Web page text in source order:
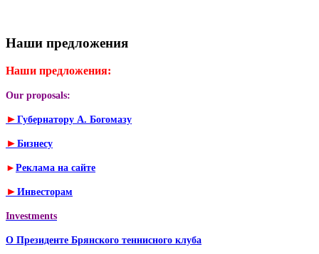
Наши предложения
Наши предложения:
Our proposals:
► Губернатору А. Богомазу
► Бизнесу
► Реклама на сайте
► Инвесторам
Investments
О Президенте Брянского теннисного клуба